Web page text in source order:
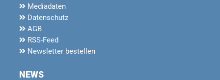
Mediadaten
Datenschutz
AGB
RSS-Feed
Newsletter bestellen
NEWS